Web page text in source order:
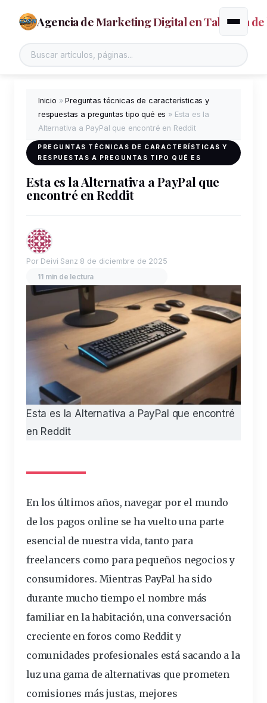
Agencia de Marketing Digital en Talavera de
Alternar
Inicio »Preguntas técnicas de características y
respuestas a preguntas tipo qué es » Esta es la
Alternativa a PayPal que encontré en Reddit
PREGUNTAS TÉCNICAS DE CARACTERÍSTICAS Y
RESPUESTAS A PREGUNTAS TIPO QUÉ ES
Esta es la Alternativa a PayPal que
encontré en Reddit
Por Deivi Sanz 8 de diciembre de 2025
11 min de lectura
Esta es la Alternativa a PayPal que encontré
en Reddit
En los últimos años, navegar por el mundo
de los pagos online se ha vuelto una parte
esencial de nuestra vida, tanto para
freelancers como para pequeños negocios y
consumidores. Mientras PayPal ha sido
durante mucho tiempo el nombre más
familiar en la habitación, una conversación
creciente en foros como Reddit y
comunidades profesionales está sacando a la
luz una gama de alternativas que prometen
comisiones más justas, mejores